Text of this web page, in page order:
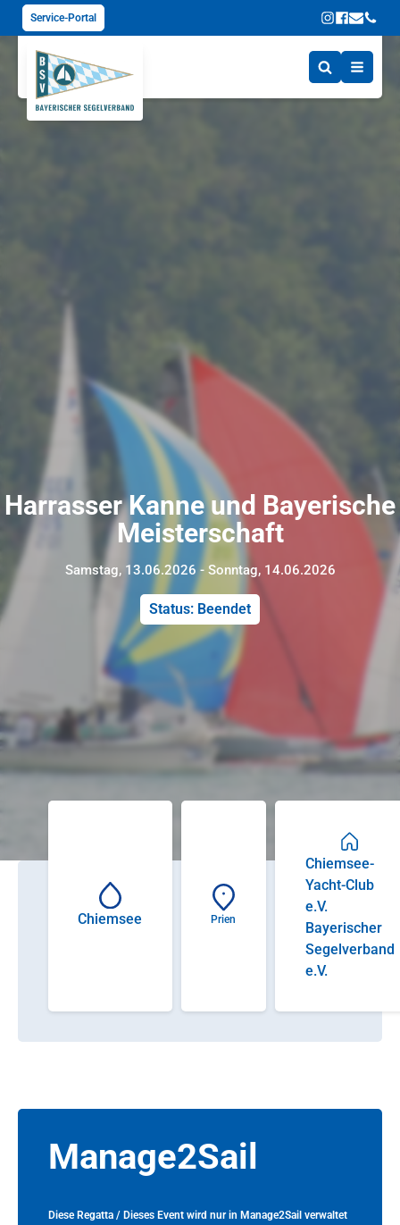
Service-Portal
Harrasser Kanne und Bayerische
Meisterschaft
Samstag, 13.06.2026 - Sonntag, 14.06.2026
Status: Beendet
Chiemsee Prien
Chiemsee-
Yacht-Club
e.V.
Bayerischer
Segelverband
e.V.
Manage2Sail
Diese Regatta / Dieses Event wird nur in Manage2Sail verwaltet